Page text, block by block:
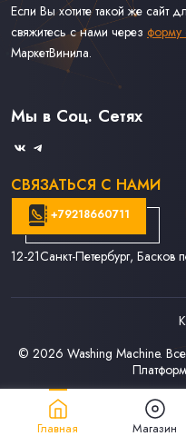
Если Вы хотите такой же сайт
свяжитесь с нами через форму
МаркетВинила.
Каталог Винила, CD и Кассет
Доставка и Оплата
Связаться С Нами
Мы в Соц. Сетях
СВЯЗАТЬСЯ С НАМИ
+79218660711
12-21Санкт-Петербург, Басков
© 2026 Washing Machine.
Главная Магазин